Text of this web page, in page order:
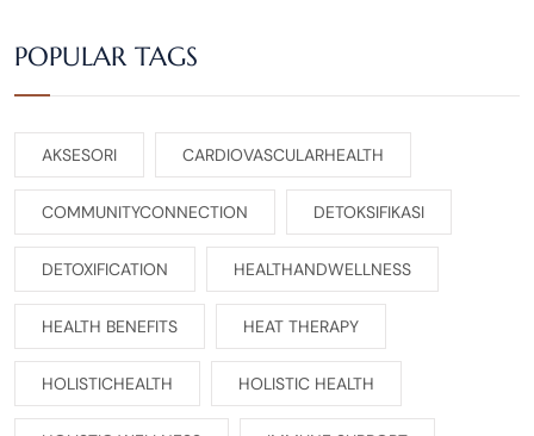
POPULAR TAGS
AKSESORI CARDIOVASCULARHEALTH
COMMUNITYCONNECTION DETOKSIFIKASI
DETOXIFICATION HEALTHANDWELLNESS
HEALTH BENEFITS HEAT THERAPY
HOLISTICHEALTH HOLISTIC HEALTH